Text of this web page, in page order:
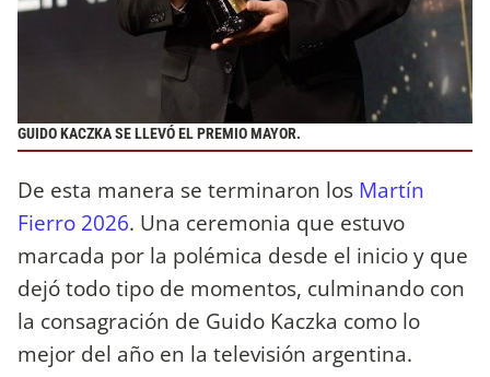
GUIDO KACZKA SE LLEVÓ EL PREMIO MAYOR.
De esta manera se terminaron los Martín
Fierro 2026. Una ceremonia que estuvo
marcada por la polémica desde el inicio y que
dejó todo tipo de momentos, culminando con
la consagración de Guido Kaczka como lo
mejor del año en la televisión argentina.